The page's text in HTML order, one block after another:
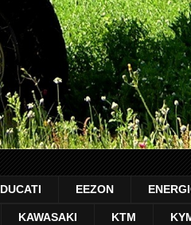
DUCATI EEZON
KAWASAKI KTM